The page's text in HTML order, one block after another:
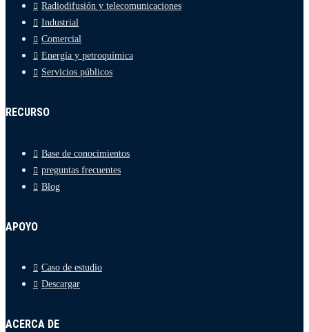
Radiodifusión y telecomunicaciones
Industrial
Comercial
Energía y petroquímica
Servicios públicos
RECURSO
Base de conocimientos
preguntas frecuentes
Blog
APOYO
Caso de estudio
Descargar
ACERCA DE